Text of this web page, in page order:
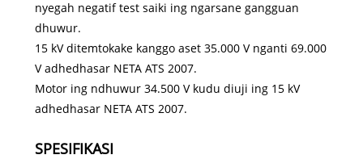
nyegah negatif test saiki ing ngarsane gangguan
dhuwur.
15 kV ditemtokake kanggo aset 35.000 V nganti 69.000
V adhedhasar NETA ATS 2007.
Motor ing ndhuwur 34.500 V kudu diuji ing 15 kV
adhedhasar NETA ATS 2007.
SPESIFIKASI